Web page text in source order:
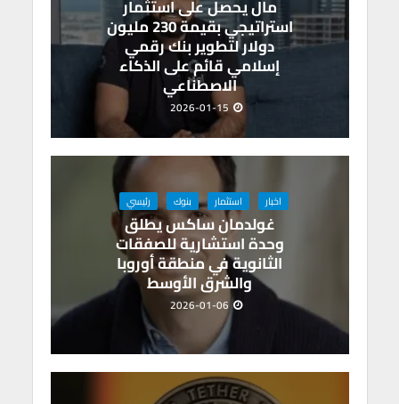
مال يحصل على استثمار
استراتيجي بقيمة 230 مليون
دولار لتطوير بنك رقمي
إسلامي قائم على الذكاء
الاصطناعي
2026-01-15
اخبار استثمار بنوك رئيسي
غولدمان ساكس يطلق
وحدة استشارية للصفقات
الثانوية في منطقة أوروبا
والشرق الأوسط
2026-01-06